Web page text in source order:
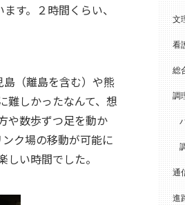
す。２時間くらい、
（離島を含む）や熊
難しかったなんて、想
や数歩ずつ足を動か
ク場の移動が可能に
しい時間でした。
文
看
総
調
通
進